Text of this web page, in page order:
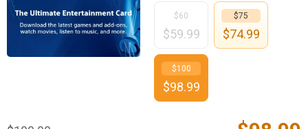
$60
$59.99
$75
$74.99
$100
$98.99